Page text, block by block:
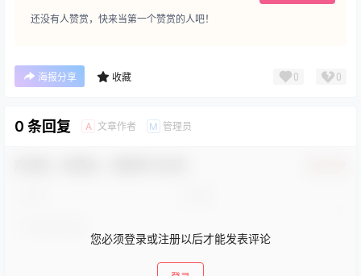
还没有人赞赏，快来当第一个赞赏的人吧！
海报分享 收藏 0 0
0 条回复 A 文章作者 M 管理员
您必须登录或注册以后才能发表评论